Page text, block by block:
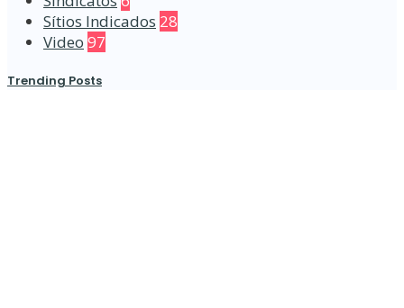
Sítios Indicados 28
Video 97
Trending Posts